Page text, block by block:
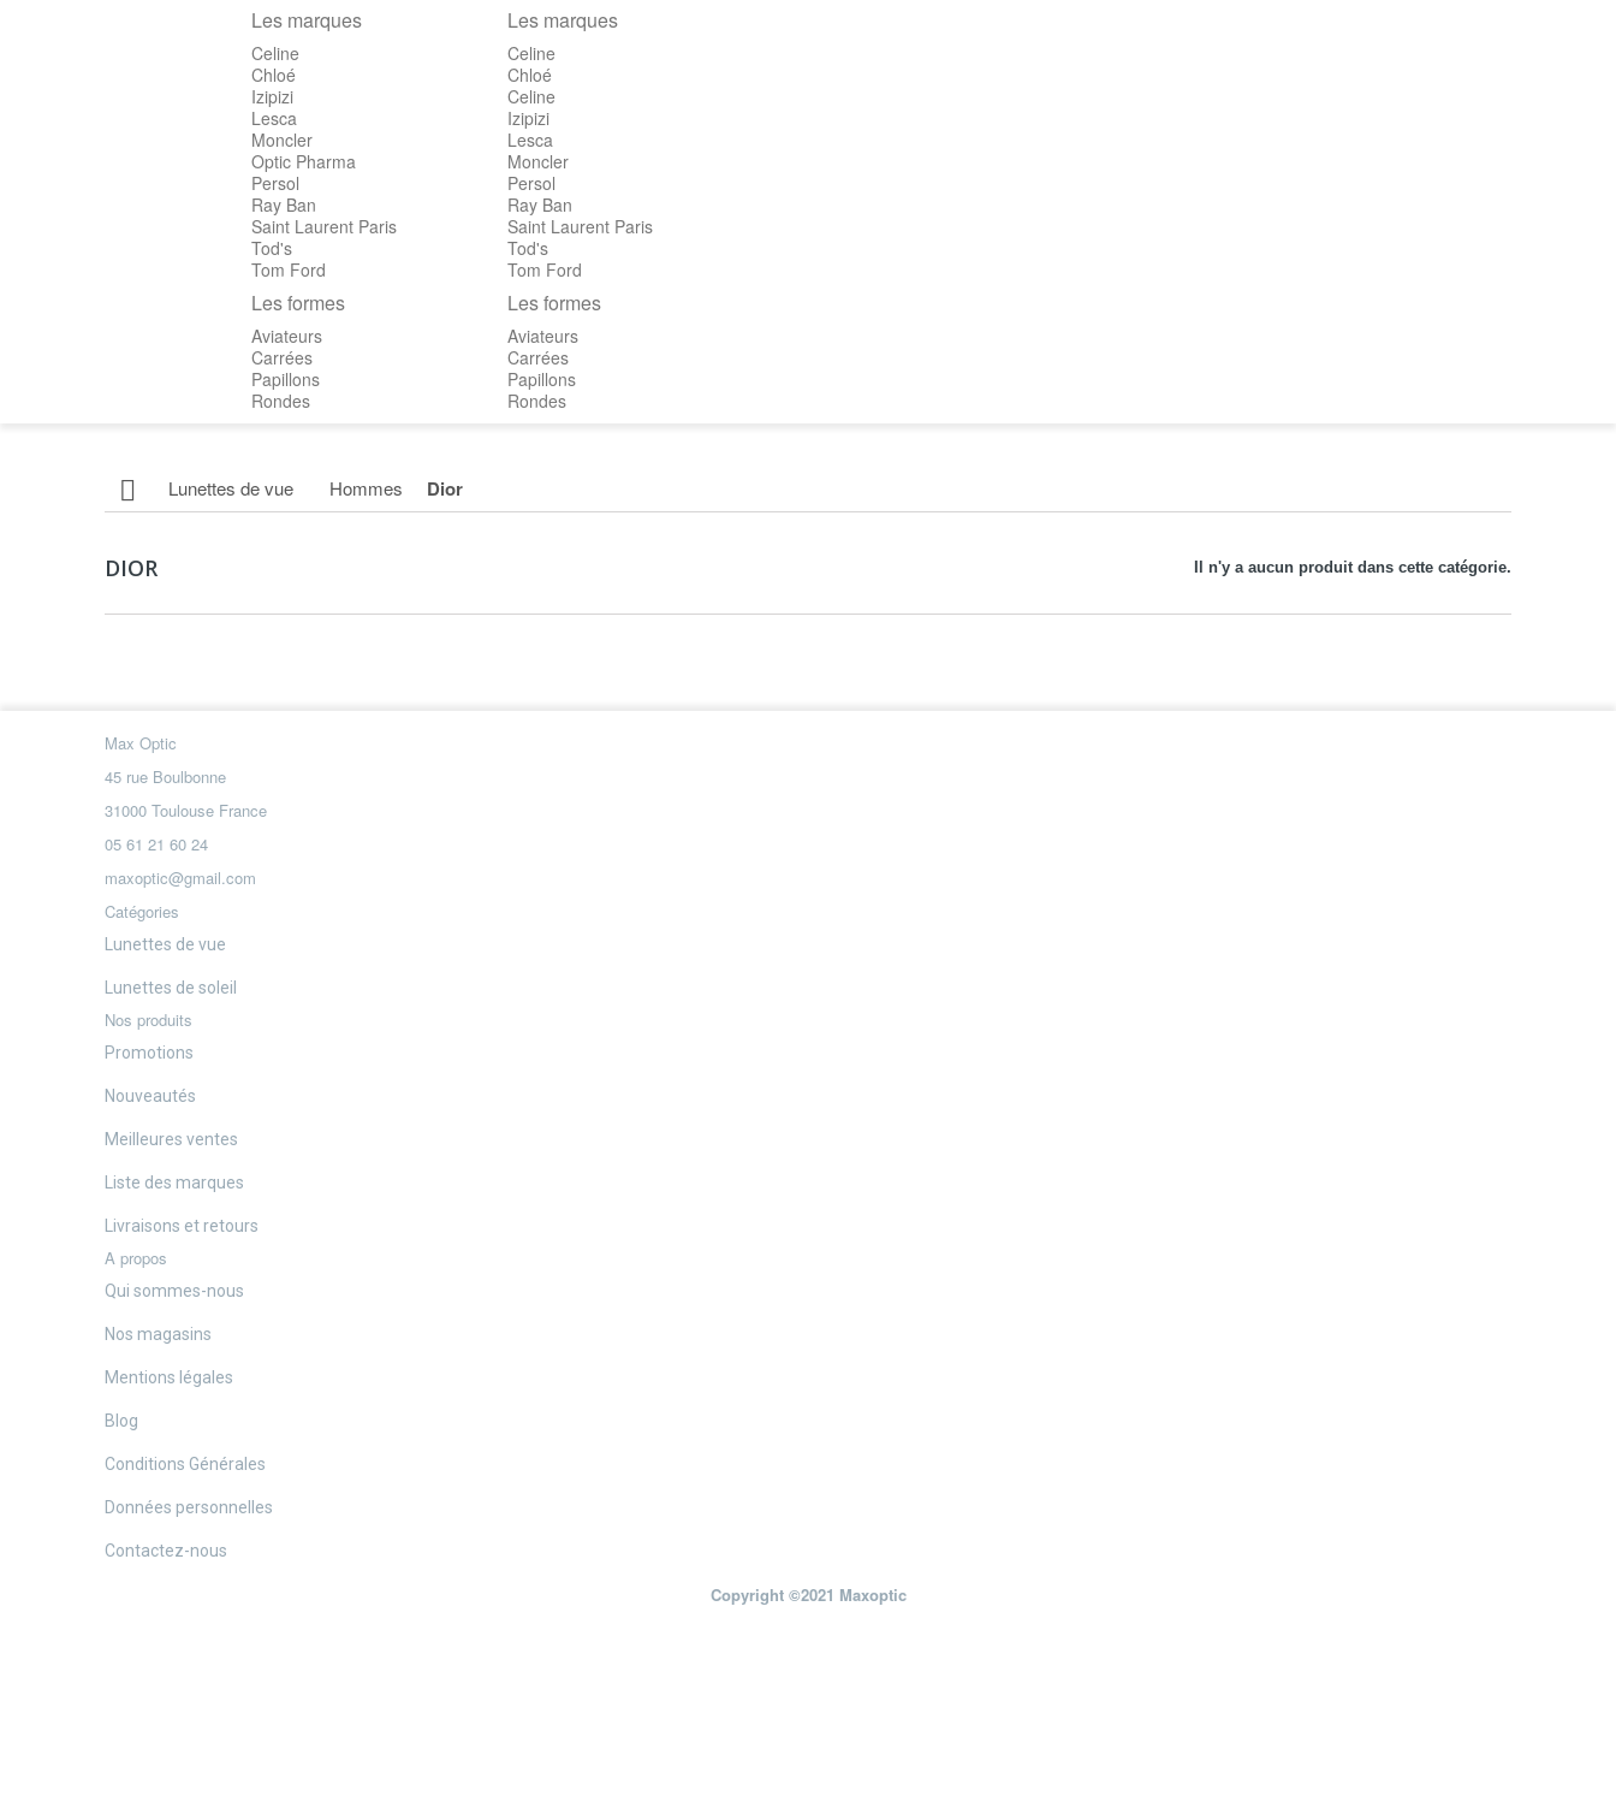
Les marques
Celine
Chloé
Izipizi
Lesca
Moncler
Optic Pharma
Persol
Ray Ban
Saint Laurent Paris
Tod's
Tom Ford
Les formes
Aviateurs
Carrées
Papillons
Rondes
Les marques
Celine
Chloé
Celine
Izipizi
Lesca
Moncler
Persol
Ray Ban
Saint Laurent Paris
Tod's
Tom Ford
Les formes
Aviateurs
Carrées
Papillons
Rondes
Lunettes de vue Hommes Dior
DIOR Il n'y a aucun produit dans cette catégorie.
Max Optic
45 rue Boulbonne
31000 Toulouse France
05 61 21 60 24
maxoptic@gmail.com
Catégories
Lunettes de vue
Lunettes de soleil
Nos produits
Promotions
Nouveautés
Meilleures ventes
Liste des marques
Livraisons et retours
A propos
Qui sommes-nous
Nos magasins
Mentions légales
Blog
Conditions Générales
Données personnelles
Contactez-nous
Copyright ©2021 Maxoptic